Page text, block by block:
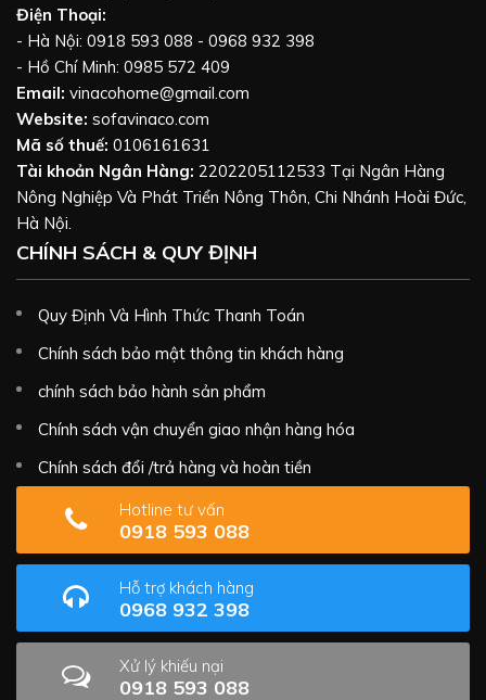
Điện Thoại:
- Hà Nội: 0918 593 088 - 0968 932 398
- Hồ Chí Minh: 0985 572 409
Email: vinacohome@gmail.com
Website: sofavinaco.com
Mã số thuế: 0106161631
Tài khoản Ngân Hàng: 2202205112533 Tại Ngân Hàng
Nông Nghiệp Và Phát Triển Nông Thôn, Chi Nhánh Hoài Đức,
Hà Nội.
CHÍNH SÁCH & QUY ĐỊNH
Quy Định Và Hình Thức Thanh Toán
Chính sách bảo mật thông tin khách hàng
chính sách bảo hành sản phẩm
Chính sách vận chuyển giao nhận hàng hóa
Chính sách đổi /trả hàng và hoàn tiền
Hotline tư vấn
0918 593 088
Hỗ trợ khách hàng
0968 932 398
Xử lý khiếu nại
0918 593 088